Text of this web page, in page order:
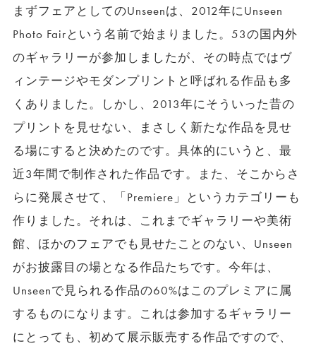
まずフェアとしてのUnseenは、2012年にUnseen
Photo Fairという名前で始まりました。53の国内外
のギャラリーが参加しましたが、その時点ではヴ
ィンテージやモダンプリントと呼ばれる作品も多
くありました。しかし、2013年にそういった昔の
プリントを見せない、まさしく新たな作品を見せ
る場にすると決めたのです。具体的にいうと、最
近3年間で制作された作品です。また、そこからさ
らに発展させて、「Premiere」というカテゴリーも
作りました。それは、これまでギャラリーや美術
館、ほかのフェアでも見せたことのない、Unseen
がお披露目の場となる作品たちです。今年は、
Unseenで見られる作品の60%はこのプレミアに属
するものになります。これは参加するギャラリー
にとっても、初めて展示販売する作品ですので、